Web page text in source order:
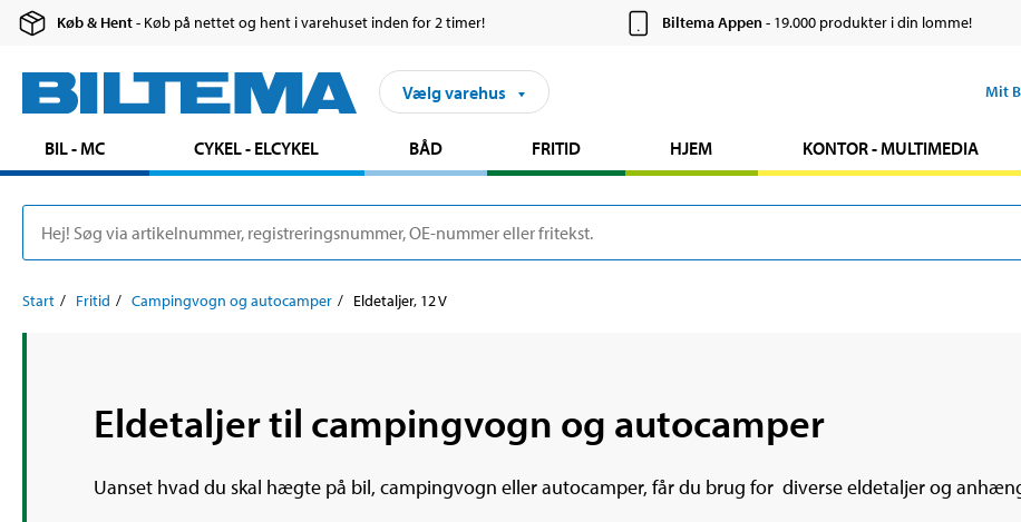
Køb & Hent- Køb på nettet og hent i varehuset inden for 2 timer! Biltema Appen- 19.000 produkter i din lomme!
Vælg varehus Mit
BIL - MC CYKEL - ELCYKEL BÅD FRITID HJEM KONTOR - MULTIMEDIA
Start Fritid Campingvogn og autocamper Eldetaljer, 12 V
Eldetaljer til campingvogn og autocamper
Uanset hvad du skal hægte på bil, campingvogn eller autocamper, får du brug for diverse eldetaljer og